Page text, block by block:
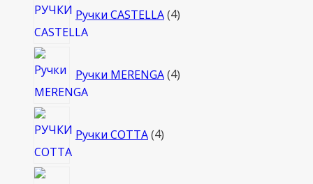
Ручки CASTELLA 4товара
Ручки MERENGA 4товара
Ручки COTTA 4товара